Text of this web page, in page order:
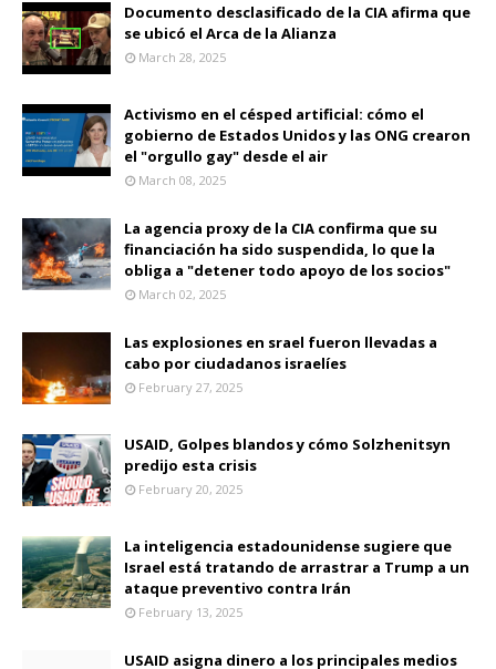
Documento desclasificado de la CIA afirma que
se ubicó el Arca de la Alianza
March 28, 2025
Activismo en el césped artificial: cómo el
gobierno de Estados Unidos y las ONG crearon
el "orgullo gay" desde el air
March 08, 2025
La agencia proxy de la CIA confirma que su
financiación ha sido suspendida, lo que la
obliga a "detener todo apoyo de los socios"
March 02, 2025
Las explosiones en srael fueron llevadas a
cabo por ciudadanos israelíes
February 27, 2025
USAID, Golpes blandos y cómo Solzhenitsyn
predijo esta crisis
February 20, 2025
La inteligencia estadounidense sugiere que
Israel está tratando de arrastrar a Trump a un
ataque preventivo contra Irán
February 13, 2025
USAID asigna dinero a los principales medios